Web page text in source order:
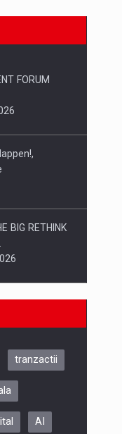
FORUM
BIG RETHINK
CLUJ, 9
8
tranzactii
AI